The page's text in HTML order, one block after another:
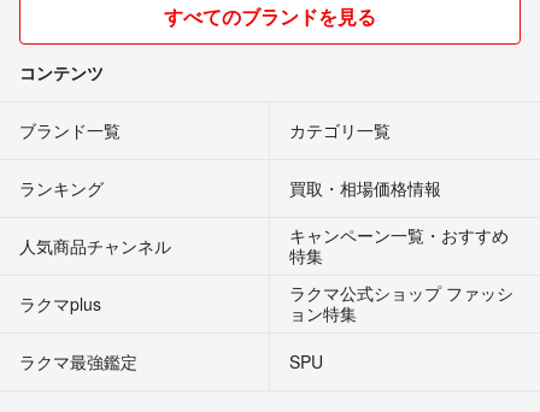
すべてのブランドを見る
コンテンツ
ブランド一覧 カテゴリ一覧
ランキング 買取・相場価格情報
人気商品チャンネル
キャンペーン一覧・おすすめ
特集
ラクマplus
ラクマ公式ショップ ファッシ
ョン特集
ラクマ最強鑑定
SPU